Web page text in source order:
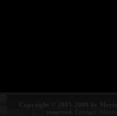
Copyright © 2005-2009 by
reserved. Contact: